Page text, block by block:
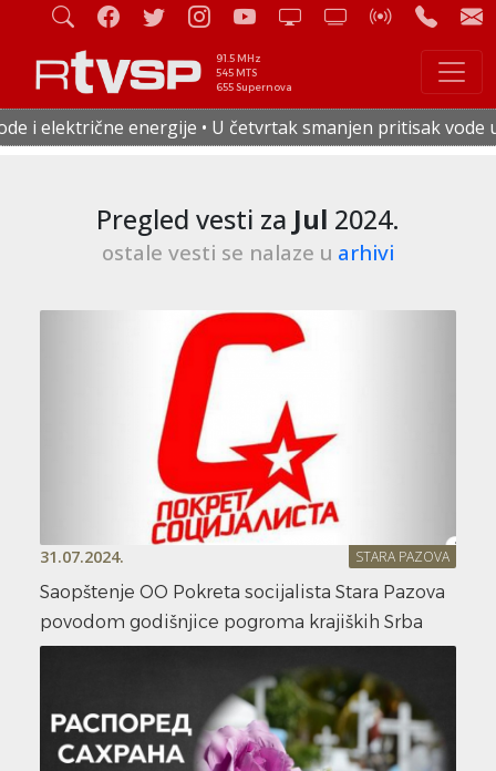
91.5 MHz
545 MTS
655 Supernova
smanjen pritisak vode u celoj Staroj Pazovi • Od
Pregled vesti za Jul 2024.
ostale vesti se nalaze u arhivi
31.07.2024. STARA PAZOVA
Saopštenje OO Pokreta socijalista Stara Pazova
povodom godišnjice pogroma krajiških Srba